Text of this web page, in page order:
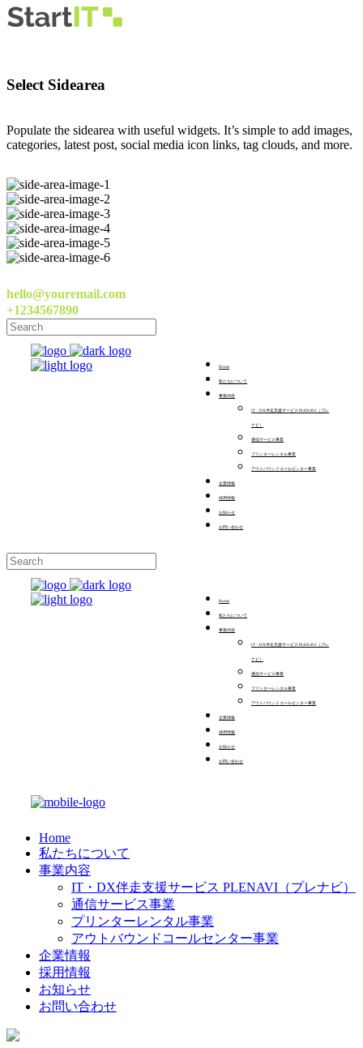
Select Sidearea
Populate the sidearea with useful widgets. It’s simple to add images,
categories, latest post, social media icon links, tag clouds, and more.
hello@youremail.com
+1234567890
Home
私たちについて
事業内容
IT・DX伴走支援サービス PLENAVI（プレ
ナビ）
通信サービス事業
プリンターレンタル事業
アウトバウンドコールセンター事業
企業情報
採用情報
お知らせ
お問い合わせ
Home
私たちについて
事業内容
IT・DX伴走支援サービス PLENAVI（プレ
ナビ）
通信サービス事業
プリンターレンタル事業
アウトバウンドコールセンター事業
企業情報
採用情報
お知らせ
お問い合わせ
Home
私たちについて
事業内容
IT・DX伴走支援サービス PLENAVI（プレナビ）
通信サービス事業
プリンターレンタル事業
アウトバウンドコールセンター事業
企業情報
採用情報
お知らせ
お問い合わせ